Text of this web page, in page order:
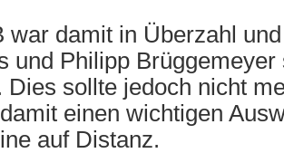
war damit in Überzahl
und Philipp
Dies sollte jedoch nicht
einen wichtigen
auf Distanz.